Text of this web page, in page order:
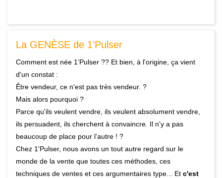
La GENÈSE de 1’Pulser
Comment est née 1’Pulser ?? Et bien, à l'origine, ça vient
d'un constat :
Être vendeur, ce n'est pas très vendeur. ?
Mais alors pourquoi ?
Parce qu'ils veulent vendre, ils veulent absolument vendre,
ils persuadent, ils cherchent à convaincre. Il n'y a pas
beaucoup de place pour l’autre ! ?
Chez 1'Pulser, nous avons un tout autre regard sur le
monde de la vente que toutes ces méthodes, ces
techniques de ventes et ces argumentaires type... Et c'est